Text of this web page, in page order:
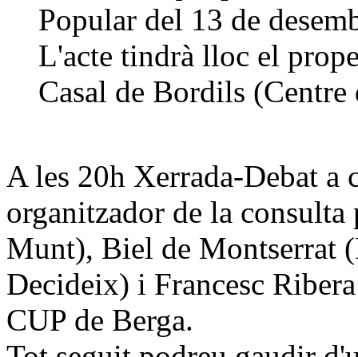
Popular del 13 de
L'acte tindrà lloc el
Casal de Bordils (Centre
A les 20h Xerrada-Debat a
organitzador de la consulta
Munt), Biel de Montserrat
Decideix) i Francesc
CUP de Berga.